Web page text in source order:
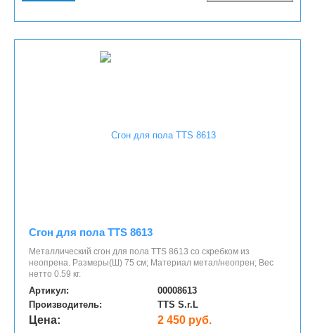
Сгон для пола TTS 8613
Металлический сгон для пола TTS 8613 со скребком из
неопрена. Размеры(Ш) 75 см; Материал метал/неопрен; Вес
нетто 0.59 кг.
Артикул:
00008613
Производитель:
TTS S.r.L
Цена: 2 450 руб.